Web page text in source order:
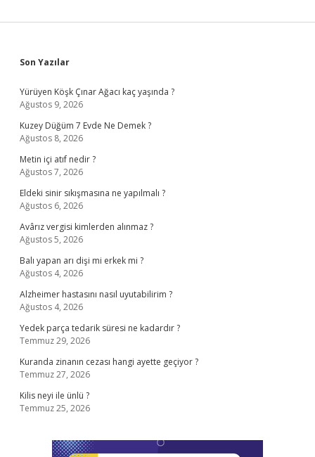
Sidebar
Son Yazılar
Yürüyen Köşk Çınar Ağacı kaç yaşında ?
Ağustos 9, 2026
Kuzey Düğüm 7 Evde Ne Demek ?
Ağustos 8, 2026
Metin içi atıf nedir ?
Ağustos 7, 2026
Eldeki sinir sıkışmasına ne yapılmalı ?
Ağustos 6, 2026
Avârız vergisi kimlerden alınmaz ?
Ağustos 5, 2026
Balı yapan arı dişi mi erkek mi ?
Ağustos 4, 2026
Alzheimer hastasını nasıl uyutabilirim ?
Ağustos 4, 2026
Yedek parça tedarik süresi ne kadardır ?
Temmuz 29, 2026
Kuranda zinanın cezası hangi ayette geçiyor ?
Temmuz 27, 2026
Kilis neyi ile ünlü ?
Temmuz 25, 2026